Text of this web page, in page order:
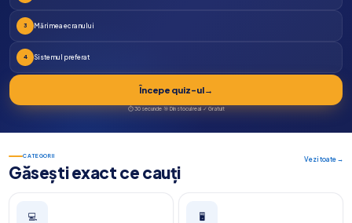
3 Mărimea ecranului
4 Sistemul preferat
Începe quiz-ul →
⏱️ 30 secunde· 🎯 Din stocul real· ✓ Gratuit
CATEGORII
Găsești exact ce cauți
Vezi toate →
💻 🖥️